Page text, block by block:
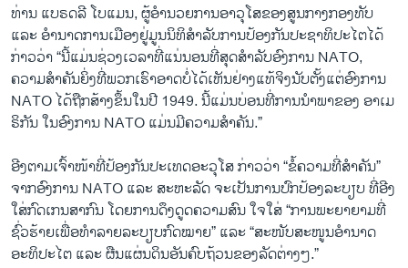
ທ່ານ ແບຣດລີ ໂບແມນ, ຜູ້ອຳນວຍການອາວຸໂສຂອງສູນກາງກອງທັບ
ແລະ ອຳນາດການເມືອງຢູ່ມູນນິທິສຳລັບການປ້ອງກັນປະຊາທິປະໄຕໄດ້
ກ່າວວ່າ “ນີ້ແມ່ນຊ່ວງເວລາທີ່ແນ່ນອນທີ່ສຸດສຳລັບອົງການ NATO,
ຄວາມສຳຄັນຍິ່ງທີ່ພວກເຮົາອາດບໍ່ໄດ້ເຫັນຢ່າງແທ້ຈິງນັບຕັ້ງແຕ່ອົງການ
NATO ໄດ້ຖືກສ້າງຂຶ້ນໃນປີ 1949. ນີ້ແມ່ນບ່ອນທີ່ການນຳພາຂອງ ອາເມ
ຣິກັນ ໃນອົງການ NATO ແມ່ນມີຄວາມສຳຄັນ.”
ອີງຕາມເຈົ້າໜ້າທີ່ປ້ອງກັນປະເທດອະວຸໂສ​ ກ່າວ​ວ່າ “ຂໍ້ຄວາມທີ່ສຳຄັນ”
ຈາກອົງການ NATO ແລະ ສະຫະລັດ ຈະເປັນການປົກປ້ອງລະບຽບ ທີ່ອີງ
ໃສ່ກົດເກນສາກົນ ໂດຍການດຶງດູດຄວາມສົນ ໃຈໃສ່ “ການພະຍາຍາມທີ່
ຊົ່ວຮ້າຍເພື່ອທຳລາຍລະບຽບກົດໝາຍ” ແລະ “ສະໜັບສະໜູນອຳນາດ
ອະທິປະໄຕ ແລະ ຜືນແຜ່ນດິນອັນຄົບຖ້ວນຂອງລັດຕ່າງໆ.”